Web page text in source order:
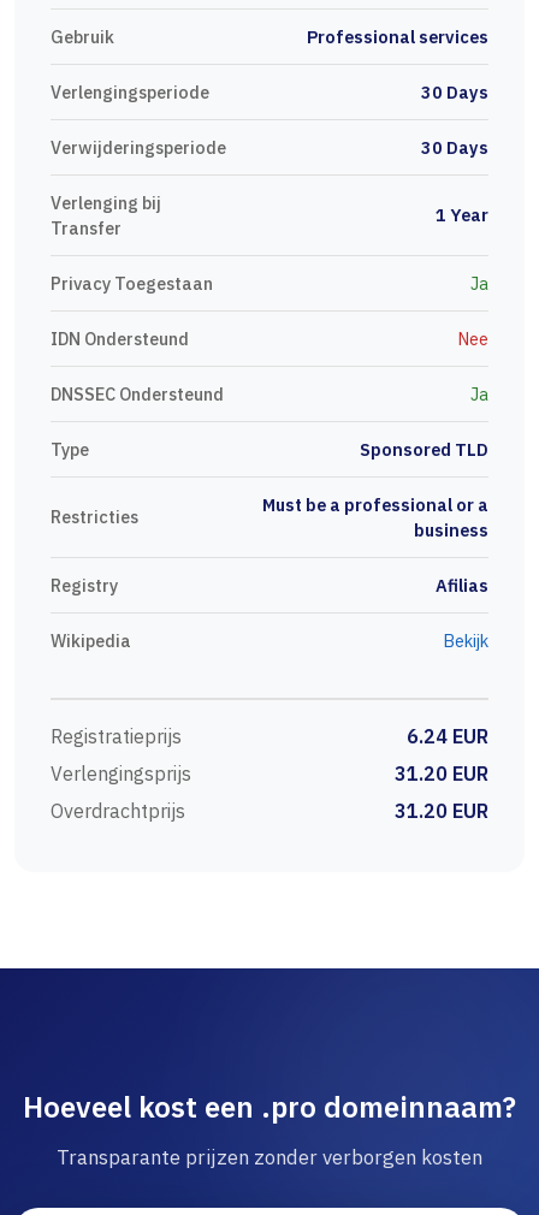
Gebruik Professional services
Verlengingsperiode 30 Days
Verwijderingsperiode 30 Days
Verlenging bij
Transfer
1 Year
Privacy Toegestaan Ja
IDN Ondersteund Nee
DNSSEC Ondersteund Ja
Type Sponsored TLD
Restricties
Must be a professional or a
business
Registry Afilias
Wikipedia Bekijk
Registratieprijs
6.24 EUR
Verlengingsprijs
31.20 EUR
Overdrachtprijs
31.20 EUR
Hoeveel kost een .pro domeinnaam?
Transparante prijzen zonder verborgen kosten